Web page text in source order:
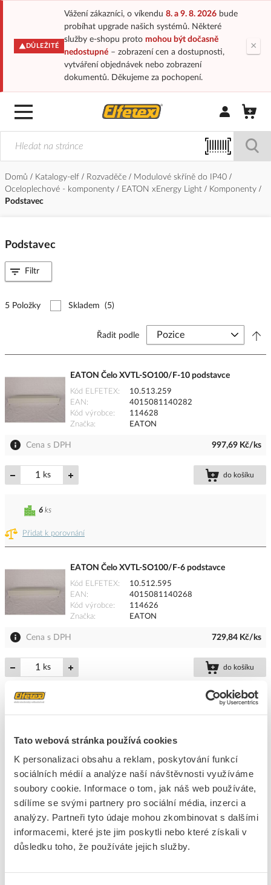
Tato webová stránka používá cookies
K personalizaci obsahu a reklam, poskytování funkcí
sociálních médií a analýze naší návštěvnosti využíváme
soubory cookie. Informace o tom, jak náš web používáte,
sdílíme se svými partnery pro sociální média, inzerci a
analýzy. Partneři tyto údaje mohou zkombinovat s dalšími
informacemi, které jste jim poskytli nebo které získali v
důsledku toho, že používáte jejich služby.
DŮLEŽITÉ
Vážení zákazníci, o víkendu 8. a 9. 8. 2026bude
probíhat upgrade našich systémů. Některé
služby e-shopu proto mohou být dočasně
nedostupné– zobrazení cen a dostupnosti,
vytváření objednávek nebo zobrazení
dokumentů. Děkujeme za pochopení.
×
Přihlásit/
Domů Katalogy-elf Rozvaděče
Modulové skříně do IP40
Oceloplechové - komponenty
EATON xEnergy Light
Komponenty
Podstavec
Podstavec
5 Položky Skladem (5)
Řadit podle
EATON Čelo XVTL-SO100/F-10 podstavce
Kód ELFETEX
10.513.259
EAN
4015081140282
Kód výrobce
114628
Značka
EATON
Cena s DPH 997,69 Kč/ks
ks do košíku
Přidat k porovnání
6 ks
EATON Čelo XVTL-SO100/F-6 podstavce
Kód ELFETEX
10.512.595
EAN
4015081140268
Kód výrobce
114626
Značka
EATON
Cena s DPH 729,84 Kč/ks
ks do košíku
5
EATON Bočnice XVTL-SO100/S-4 podstavce
(1ks=1pár)
Kód ELFETEX
10.512.588
EAN
4015081140060
Kód výrobce
Značka
EATON
Cena s DPH
ks do košíku
Filtr